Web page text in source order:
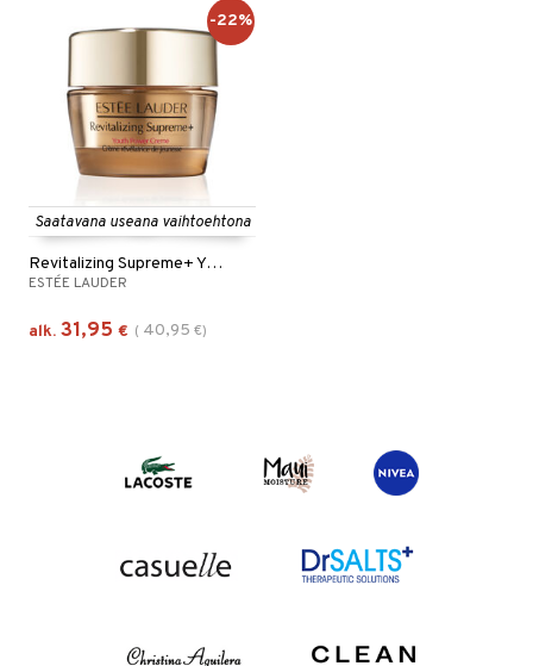
Saatavana useana vaihtoehtona
Revitalizing Supreme+ Youth Power Cream
ESTÉE LAUDER
alk. 31,95 € ( 40,95 €)
-22%